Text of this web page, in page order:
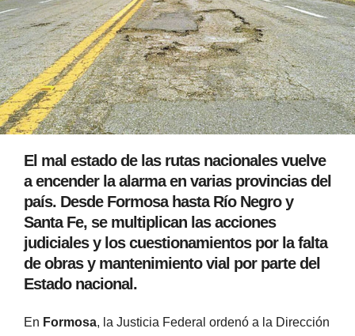
El mal estado de las rutas nacionales vuelve
a encender la alarma en varias provincias del
país. Desde Formosa hasta Río Negro y
Santa Fe, se multiplican las acciones
judiciales y los cuestionamientos por la falta
de obras y mantenimiento vial por parte del
Estado nacional.
En Formosa, la Justicia Federal ordenó a la Dirección